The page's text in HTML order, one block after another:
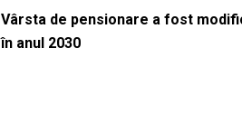
Vârsta de pensionare a fost
în anul 2030